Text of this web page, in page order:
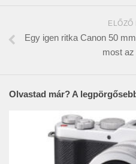
ELŐZŐ
Egy igen ritka Canon 50
most
Olvastad már? A